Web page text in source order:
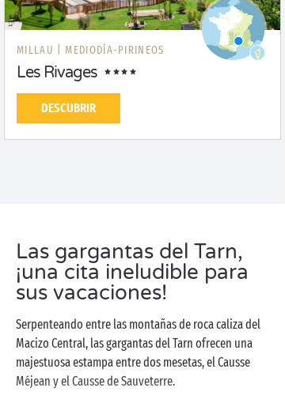
MILLAU | MEDIODÍA-PIRINEOS
Les Rivages
DESCUBRIR
Las gargantas del Tarn,
¡una cita ineludible para
sus vacaciones!
Serpenteando entre las montañas de roca caliza del
Macizo Central, las gargantas del Tarn ofrecen una
majestuosa estampa entre dos mesetas, el Causse
Méjean y el Causse de Sauveterre.